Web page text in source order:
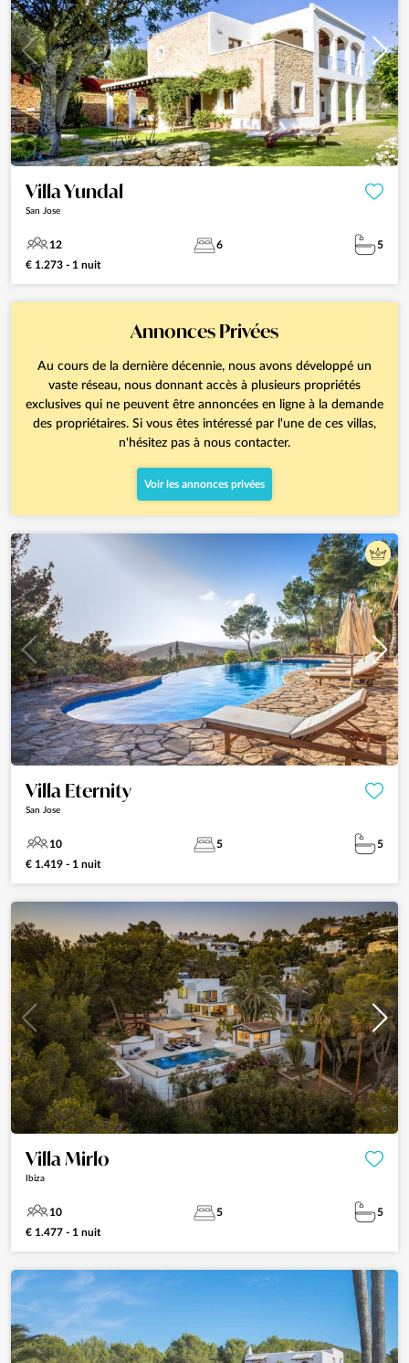
Villa Yundal
San Jose
12 6
5
€ 1.273 - 1 nuit
Annonces Privées
Au cours de la dernière décennie, nous avons développé un
vaste réseau, nous donnant accès à plusieurs propriétés
exclusives qui ne peuvent être annoncées en ligne à la demande
des propriétaires. Si vous êtes intéressé par l'une de ces villas,
n'hésitez pas à nous contacter.
Voir les annonces privées
Villa Eternity
San Jose
10 5
5
€ 1.419 - 1 nuit
Villa Mirlo
Ibiza
10 5
5
€ 1.477 - 1 nuit